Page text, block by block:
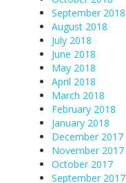
September 2018
August 2018
July 2018
June 2018
May 2018
April 2018
March 2018
February 2018
January 2018
December 2017
November 2017
October 2017
September 2017